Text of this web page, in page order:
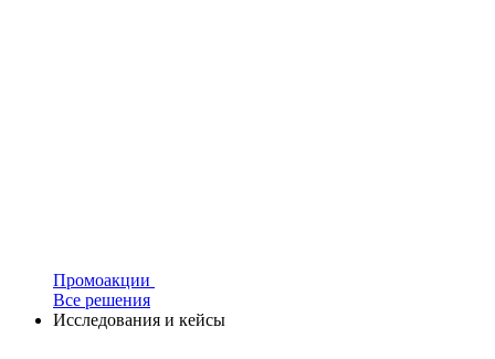
Промоакции
Все решения
Исследования и кейсы